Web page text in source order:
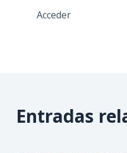
Acceder
Entradas